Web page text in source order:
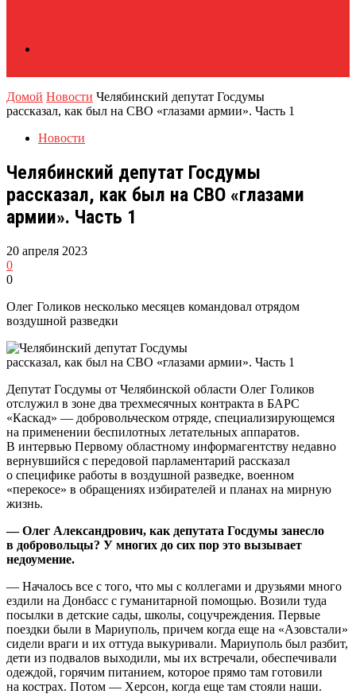
Домой Новости Челябинский депутат Госдумы
рассказал, как был на СВО «глазами армии». Часть 1
Новости
Челябинский депутат Госдумы
рассказал, как был на СВО «глазами
армии». Часть 1
20 апреля 2023
0
0
Олег Голиков несколько месяцев командовал отрядом
воздушной разведки
Депутат Госдумы от Челябинской области Олег Голиков
отслужил в зоне два трехмесячных контракта в БАРС
«Каскад» — добровольческом отряде, специализирующемся
на применении беспилотных летательных аппаратов.
В интервью Первому областному информагентству недавно
вернувшийся с передовой парламентарий рассказал
о специфике работы в воздушной разведке, военном
«перекосе» в обращениях избирателей и планах на мирную
жизнь.
— Олег Александрович, как депутата Госдумы занесло
в добровольцы? У многих до сих пор это вызывает
недоумение.
— Началось все с того, что мы с коллегами и друзьями много
ездили на Донбасс с гуманитарной помощью. Возили туда
посылки в детские сады, школы, соцучреждения. Первые
поездки были в Мариуполь, причем когда еще на «Азовстали»
сидели враги и их оттуда выкуривали. Мариуполь был разбит,
дети из подвалов выходили, мы их встречали, обеспечивали
одеждой, горячим питанием, которое прямо там готовили
на кострах. Потом — Херсон, когда еще там стояли наши.